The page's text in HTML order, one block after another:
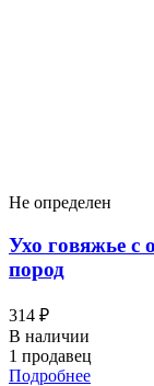
Не определен
Ухо говяжье с
пород
314 ₽
В наличии
1 продавец
Подробнее